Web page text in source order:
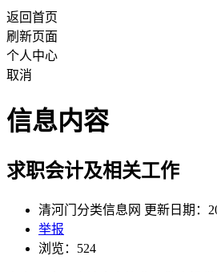
返回首页
刷新页面
个人中心
取消
信息内容
求职会计及相关工作
清河门分类信息网 更新日期：
举报
浏览：524